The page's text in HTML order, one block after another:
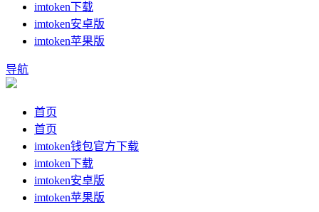
imtoken下载
imtoken安卓版
imtoken苹果版
导航
首页
首页
imtoken钱包官方下载
imtoken下载
imtoken安卓版
imtoken苹果版